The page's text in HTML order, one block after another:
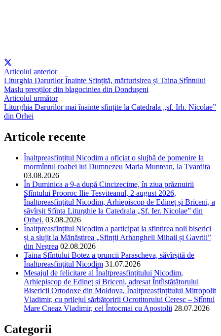
Articolul anterior
Liturghia Darurilor Înainte Sfințită, mărturisirea și Taina Sfîntului
Maslu preoților din blagociniea din Dondușeni
Articolul următor
Liturghia Darurilor mai înainte sfințite la Catedrala „sf. Irh. Nicolae”
din Orhei
Articole recente
Înaltpreasfințitul Nicodim a oficiat o slujbă de pomenire la
mormîntul roabei lui Dumnezeu Maria Muntean, la Tvardița
03.08.2026
În Duminica a 9-a după Cincizecime, în ziua prăznuirii
Sfîntului Prooroc Ilie Tesviteanul, 2 august 2026,
Înaltpreasfințitul Nicodim, Arhiepiscop de Edineț și Briceni, a
săvîrșit Sfînta Liturghie la Catedrala „Sf. Ier. Nicolae” din
Orhei. 03.08.2026
Înaltpreasfințitul Nicodim a participat la sfințirea noii biserici
și a slujit la Mănăstirea „Sfinții Arhangheli Mihail și Gavriil”
din Negrea 02.08.2026
Taina Sfîntului Botez a pruncii Parascheva, săvîrșită de
Înaltpreasfințitul Nicodim 31.07.2026
Mesajul de felicitare al Înaltpreasfințitului Nicodim,
Arhiepiscop de Edineț și Briceni, adresat Întîistătătorului
Bisericii Ortodoxe din Moldova, Înaltpreasfințitului Mitropolit
Vladimir, cu prilejul sărbătoririi Ocrotitorului Ceresc – Sfîntul
Mare Cneaz Vladimir, cel Întocmai cu Apostolii 28.07.2026
Categorii